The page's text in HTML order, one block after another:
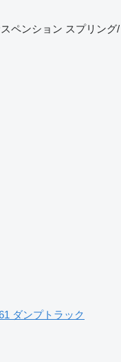
ペンション スプリング/
ダンプトラック